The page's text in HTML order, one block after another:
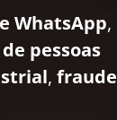
WhatsApp,
pessoas
, fraude